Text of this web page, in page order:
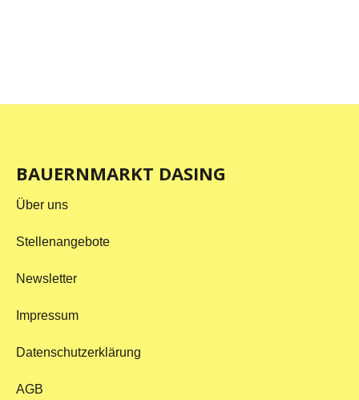
BAUERNMARKT DASING
Über uns
Stellenangebote
Newsletter
Impressum
Datenschutzerklärung
AGB